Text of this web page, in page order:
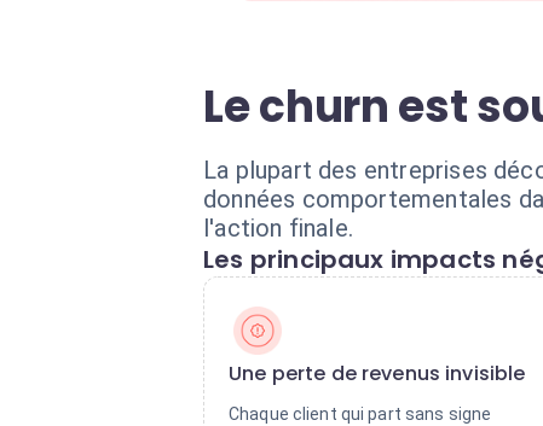
Le churn est
La plupart des entreprises
données comportementales
l'action finale.
Les principaux impacts
Une perte de revenus invisible
Chaque client qui part sans signe